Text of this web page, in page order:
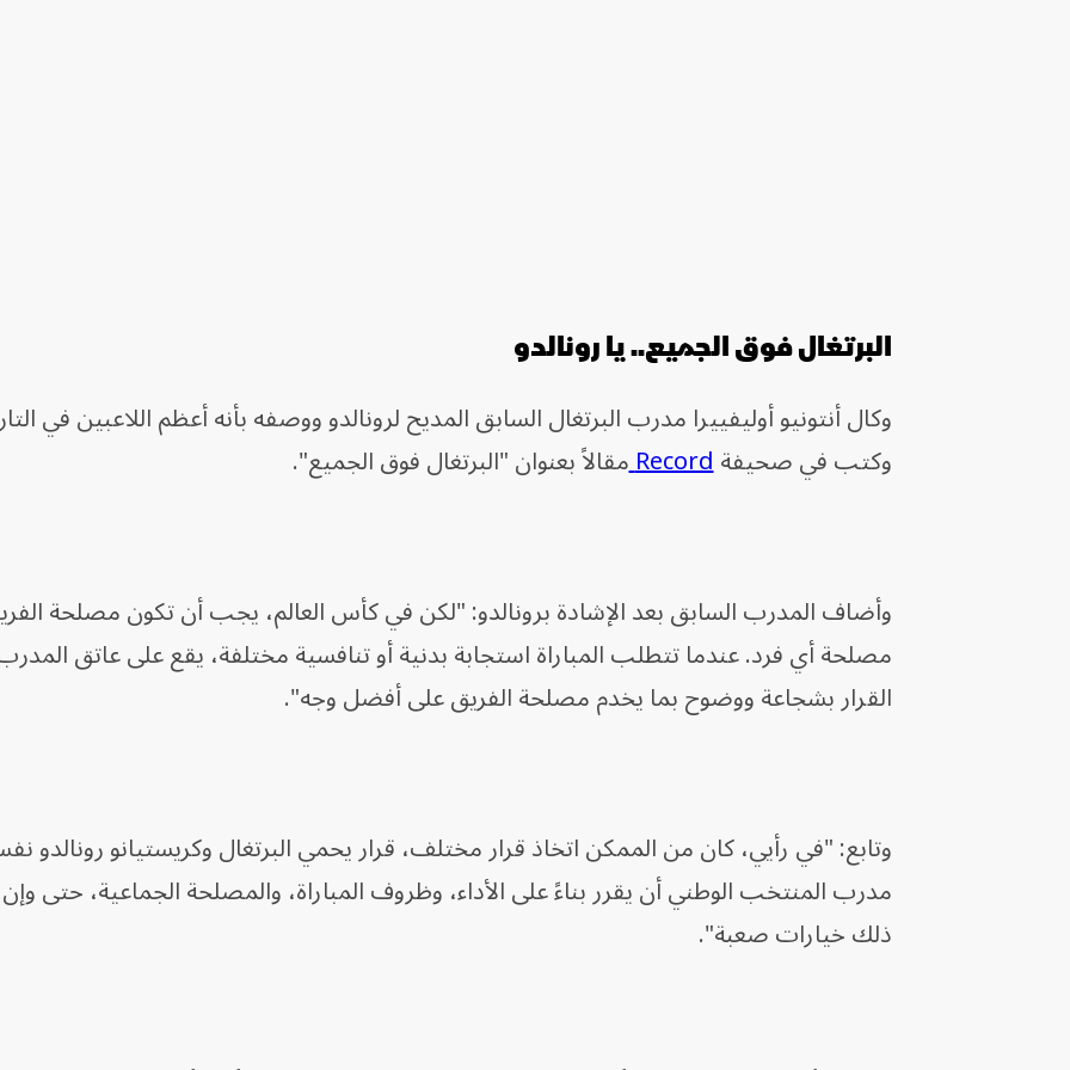
البرتغال فوق الجميع.. يا رونالدو
وكال أنتونيو أوليفييرا مدرب البرتغال السابق المديح لرونالدو ووصفه بأنه أعظم اللاعبين في
وكتب في صحيفةRecordمقالاً بعنوان "البرتغال فوق الجميع".
وأضاف المدرب السابق بعد الإشادة برونالدو: "لكن في كأس العالم، يجب أن تكون مصلحة
مصلحة أي فرد. عندما تتطلب المباراة استجابة بدنية أو تنافسية مختلفة، يقع على عاتق
القرار بشجاعة ووضوح بما يخدم مصلحة الفريق على أفضل وجه".
وتابع: "في رأيي، كان من الممكن اتخاذ قرار مختلف، قرار يحمي البرتغال وكريستيانو رونالدو
مدرب المنتخب الوطني أن يقرر بناءً على الأداء، وظروف المباراة، والمصلحة الجماعية، حتى
ذلك خيارات صعبة".